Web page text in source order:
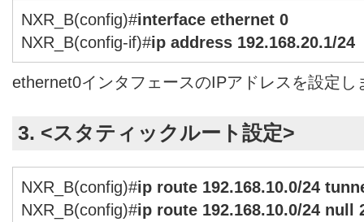
NXR_B(config)#interface ethernet 0
NXR_B(config-if)#ip address 192.168.20.1/24
ethernet0インタフェースのIPアドレスを設定し
3. <スタティックルート設定>
NXR_B(config)#ip route 192.168.10.0/24
NXR_B(config)#ip route 192.168.10.0/24 null